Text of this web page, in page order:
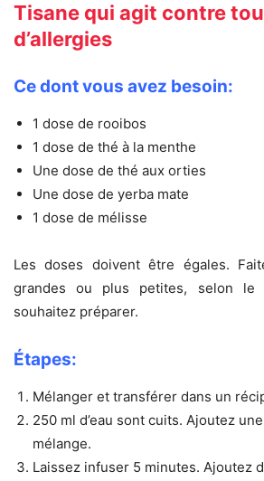
Tisane qui agit contre
d’allergies
Ce dont vous avez besoin:
1 dose de rooibos
1 dose de thé à la menthe
Une dose de thé aux orties
Une dose de yerba mate
1 dose de mélisse
Les doses doivent être égales.
grandes ou plus petites, selon le
souhaitez préparer.
Étapes:
Mélanger et transférer dans un
250 ml d’eau sont cuits. Ajoutez
mélange.
Laissez infuser 5 minutes. Ajoutez